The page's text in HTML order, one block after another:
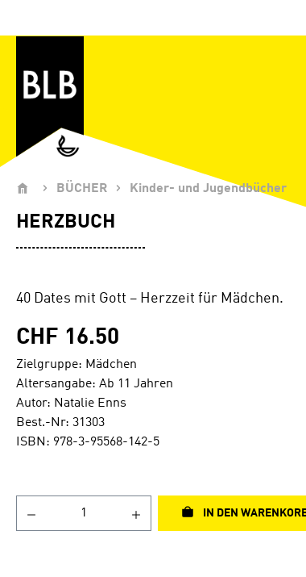
BÜCHER Kinder- und Jugendbücher
HERZBUCH
40 Dates mit Gott – Herzzeit für Mädchen.
CHF 16.50
Zielgruppe: Mädchen
Altersangabe: Ab 11 Jahren
Autor: Natalie Enns
Best.-Nr: 31303
ISBN: 978-3-95568-142-5
IN DEN